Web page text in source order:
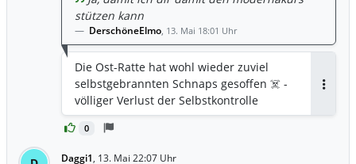
0
stützen kann
DerschöneElmo, 13. Mai 18:01 Uhr
Die Ost-Ratte hat wohl wieder zuviel
selbstgebrannten Schnaps gesoffen ☠️ -
völliger Verlust der Selbstkontrolle
Daggi1, 13. Mai 22:07 Uhr